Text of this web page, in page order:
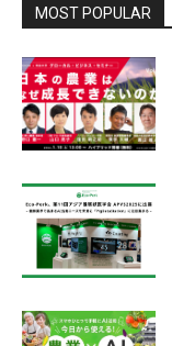
MOST POPULAR